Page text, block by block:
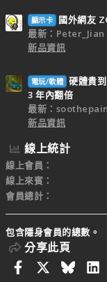
顯示卡
國外網友
最新：Peter_Jian
新品資訊
電玩/軟體 硬體貴
3 年內翻倍
最新：soothepain
新品資訊
線上統計
線上會員
線上來賓
會員總計
包含隱身會員的總數。
分享此頁
Facebook